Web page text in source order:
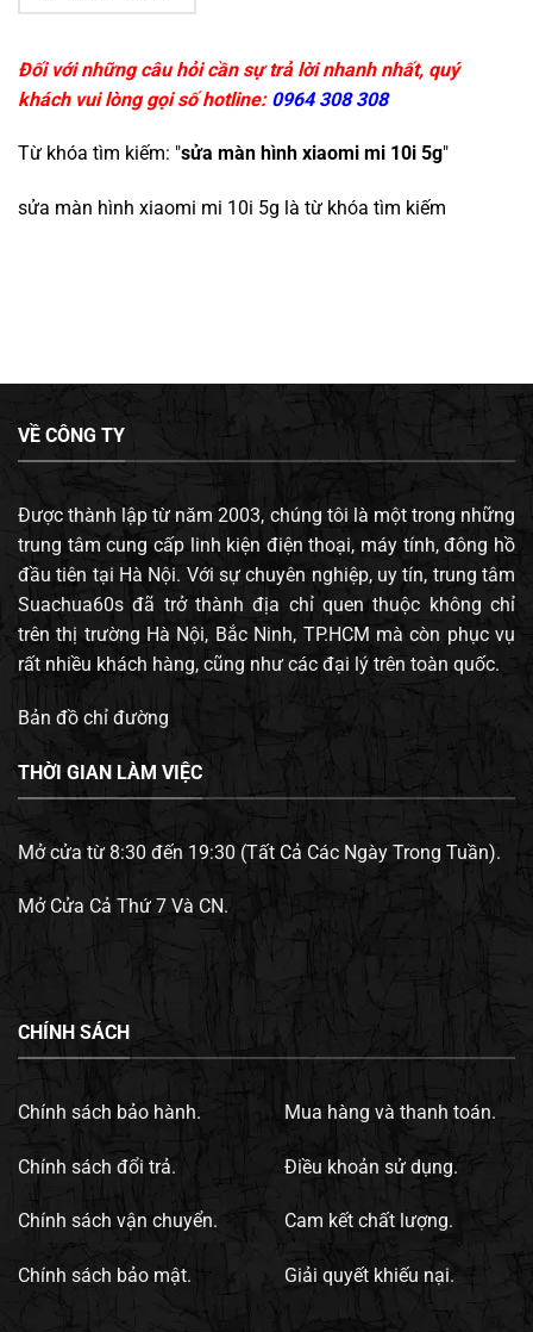
Đối với những câu hỏi cần sự trả lời nhanh nhất, quý
khách vui lòng gọi số hotline: 0964 308 308
Từ khóa tìm kiếm: "sửa màn hình xiaomi mi 10i 5g"
sửa màn hình xiaomi mi 10i 5g là từ khóa tìm kiếm
VỀ CÔNG TY
Được thành lập từ năm 2003, chúng tôi là một trong những
trung tâm cung cấp linh kiện điện thoại, máy tính, đông hồ
đầu tiên tại Hà Nội. Với sự chuyên nghiệp, uy tín, trung tâm
Suachua60s đã trở thành địa chỉ quen thuộc không chỉ
trên thị trường Hà Nội, Bắc Ninh, TP.HCM mà còn phục vụ
rất nhiều khách hàng, cũng như các đại lý trên toàn quốc.
Bản đồ chỉ đường
THỜI GIAN LÀM VIỆC
Mở cửa từ 8:30 đến 19:30 (Tất Cả Các Ngày Trong Tuần).
Mở Cửa Cả Thứ 7 Và CN.
CHÍNH SÁCH
Chính sách bảo hành.
Chính sách đổi trả.
Chính sách vận chuyển.
Chính sách bảo mật.
Mua hàng và thanh toán.
Điều khoản sử dụng.
Cam kết chất lượng.
Giải quyết khiếu nại.